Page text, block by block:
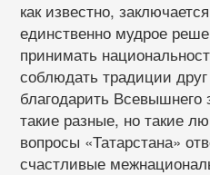
как известно,
единственно мудрое
принимать
соблюдать традиции друг
благодарить Всевышнего
такие разные, но такие
вопросы «Татарстана»
счастливые